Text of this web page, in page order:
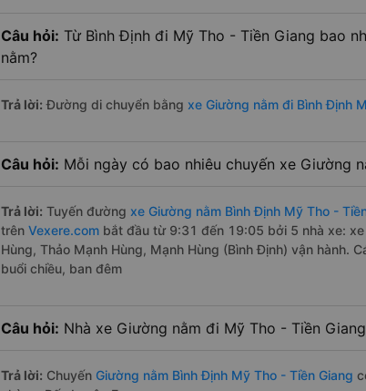
Câu hỏi: Từ Bình Định đi Mỹ Tho - Tiền Giang bao
nằm?
Trả lời: Đường di chuyển bằng xe Giường nằm đi Bình Định
Câu hỏi: Mỗi ngày có bao nhiêu chuyến xe Giường
Trả lời: Tuyến đường xe Giường nằm Bình Định Mỹ Tho -
trên Vexere.com bắt đầu từ 9:31 đến 19:05 bởi 5 nhà xe:
Hùng, Thảo Mạnh Hùng, Mạnh Hùng (Bình Định) vận hành.
buổi chiều, ban đêm
Câu hỏi: Nhà xe Giường nằm đi Mỹ Tho - Tiền
Trả lời: Chuyến Giường nằm Bình Định Mỹ Tho - Tiền Giang